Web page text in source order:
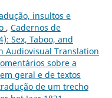
insultos e
, Cadernos de
Sex, Taboo, and
Audiovisual Translation
sobre a
geral e de textos
de um trecho